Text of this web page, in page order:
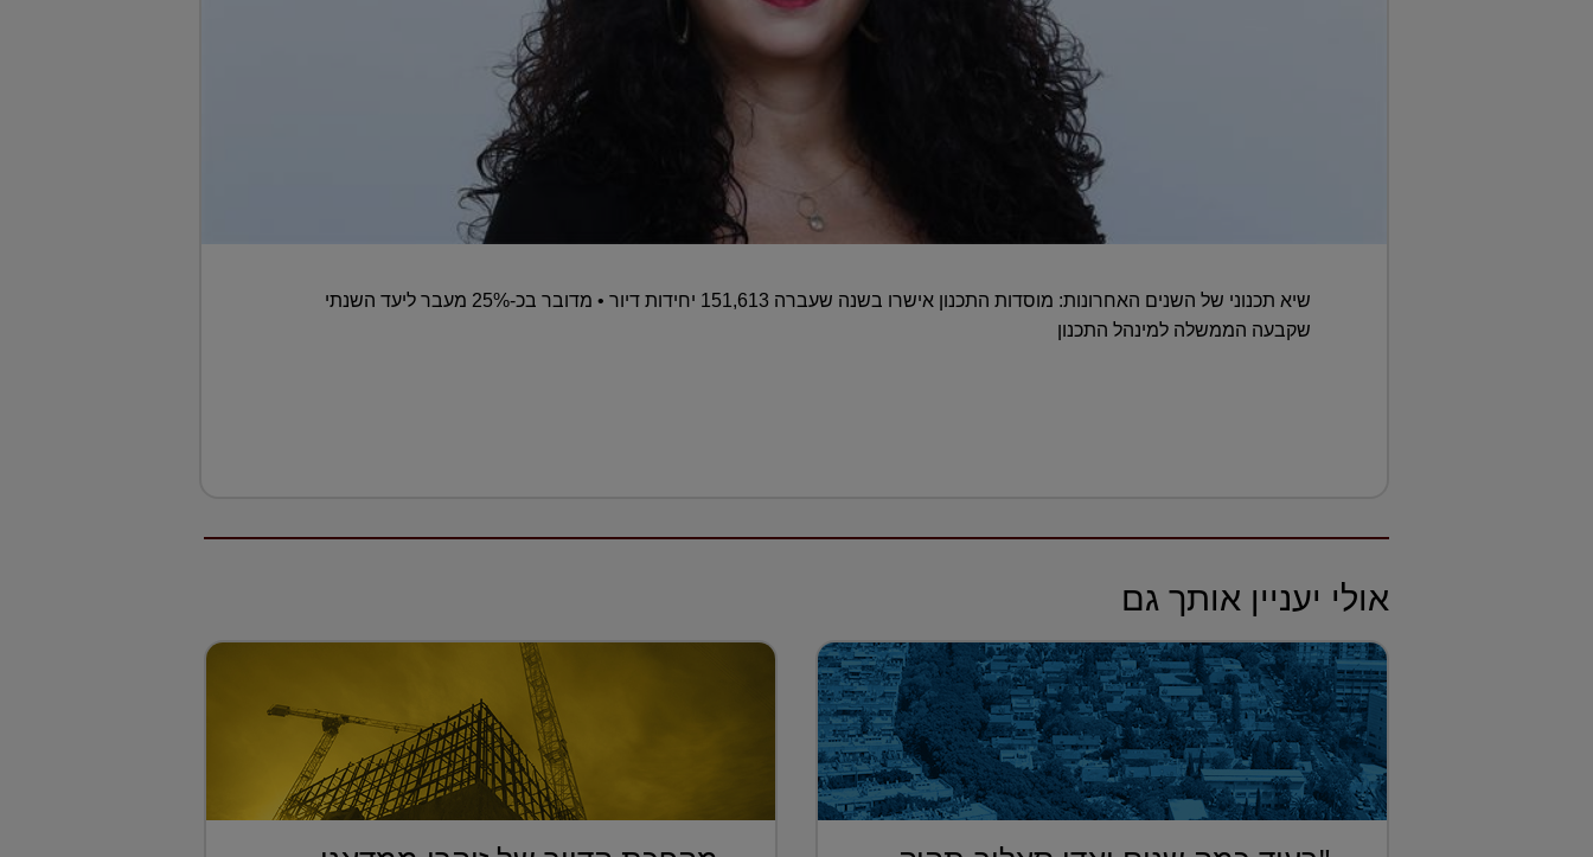
שיא תכנוני של השנים האחרונות: מוסדות התכנון אישרו בשנה שעברה 151,613 יחידות דיור • מדובר בכ-25% מעבר ליעד השנתי
שקבעה הממשלה למינהל התכנון
אולי יעניין אותך גם